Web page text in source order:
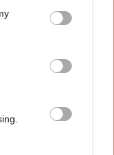
You may click to
party tags to
in below Google
μαθητών
όταν
πριν τα
σχολεία